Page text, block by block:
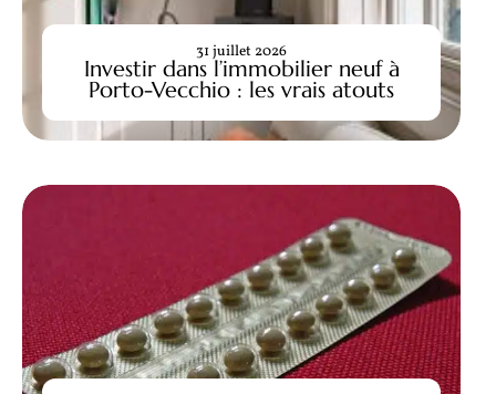
Investir dans l’immobilier neuf à
Porto-Vecchio : les vrais atouts
31 juillet 2026